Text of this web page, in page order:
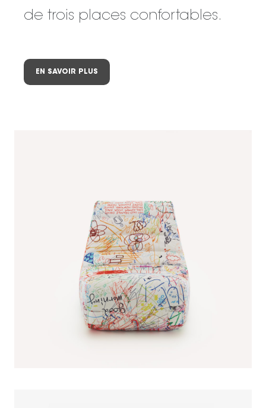
de trois places confortables.
EN SAVOIR PLUS